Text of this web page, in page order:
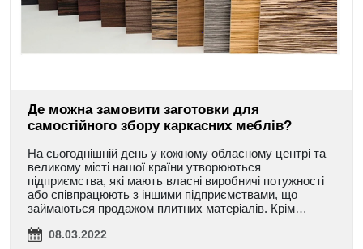
Де можна замовити заготовки для
самостійного збору каркасних меблів?
На сьогоднішній день у кожному обласному центрі та
великому місті нашої країни утворюються
підприємства, які мають власні виробничі потужності
або співпрацюють з іншими підприємствами, що
займаються продажом плитних матеріалів. Крім…
08.03.2022